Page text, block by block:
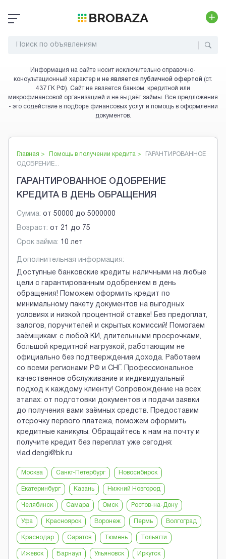
Информация на сайте носит исключительно справочно-
консультационный характер и не является публичной офертой (ст.
437 ГК РФ). Сайт не является банком, кредитной или
микрофинансовой организацией и не выдаёт займы. Все предложения
- это содействие в подборе финансовых услуг и помощь в оформлении
документов.
Главная > Помощь в получении кредита >
ГАРАНТИРОВАННОЕ
ОДОБРЕНИЕ...
ГАРАНТИРОВАННОЕ ОДОБРЕНИЕ
КРЕДИТА В ДЕНЬ ОБРАЩЕНИЯ
Сумма: от 50000 до 5000000
Возраст: от 21 до 75
Срок займа: 10 лет
Дополнительная информация:
Доступные банковские кредиты наличными на любые
цели с гарантированным одобрением в день
обращения! Поможем оформить кредит по
минимальному пакету документов на выгодных
условиях и низкой процентной ставке! Без предоплат,
залогов, поручителей и скрытых комиссий! Помогаем
заёмщикам: с любой КИ, длительными просрочками,
большой кредитной нагрузкой, работающим не
официально без подтверждения дохода. Работаем
со всеми регионами РФ и СНГ. Профессиональное
качественное обслуживание и индивидуальный
подход к каждому клиенту! Сопровождение на всех
этапах: от подготовки документов и подачи заявки
до получения вами заёмных средств. Предоставим
отсрочку первого платежа, поможем оформить
кредитные каникулы. Обращайтесь к нам на почту и
получите кредит без переплат уже сегодня:
vlad.dengi@bk.ru
Москва Санкт-Петербург Новосибирск
Екатеринбург Казань Нижний Новгород
Челябинск Самара Омск Ростов-на-Дону
Уфа Красноярск Воронеж Пермь Волгоград
Краснодар Саратов Тюмень Тольятти
Ижевск Барнаул Ульяновск Иркутск